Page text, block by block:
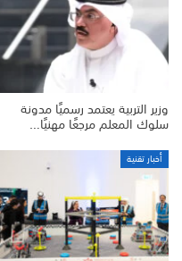
وزير التربية يعتمد رسميًا مدونة
سلوك المعلم مرجعًا مهنيًا…
أخبار تقنية